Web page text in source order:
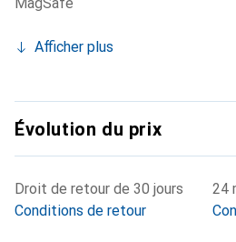
Afficher plus
Évolution du prix
Droit de retour de 30 jours
Conditions de retour
24